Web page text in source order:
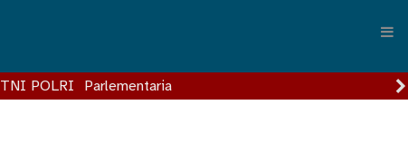
TNI POLRI Parlementaria